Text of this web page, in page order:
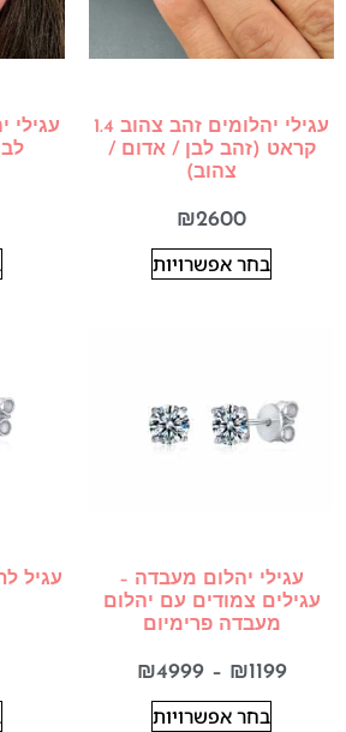
עגילי יהלומים זהב צהוב 1.4
קראט (זהב לבן / אדום /
צהוב)
₪2600
בחר אפשרויות
עגילי יהלום מעבדה –
עגילים צמודים עם יהלום
מעבדה פרימיום
₪1199
–
₪4999
בחר אפשרויות
עגיל